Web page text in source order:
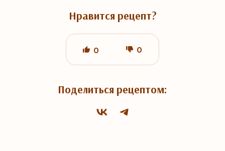
Нравится рецепт?
0 0
Поделиться рецептом: